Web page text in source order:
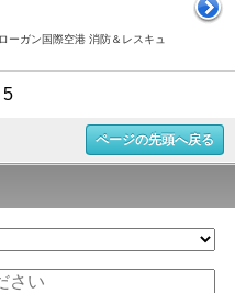
ーガン国際空港 消防＆レスキュ
5
ページの先頭へ戻る